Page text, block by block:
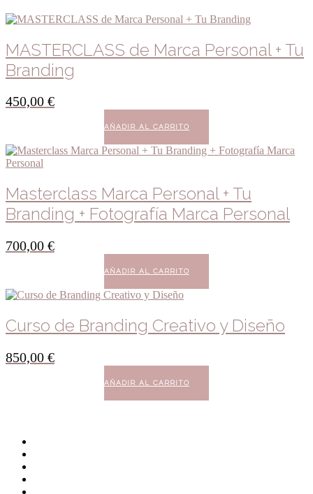
MASTERCLASS de Marca Personal + Tu
Branding
450,00 €
AÑADIR AL CARRITO
Masterclass Marca Personal + Tu
Branding + Fotografía Marca Personal
700,00 €
AÑADIR AL CARRITO
Curso de Branding Creativo y Diseño
850,00 €
AÑADIR AL CARRITO